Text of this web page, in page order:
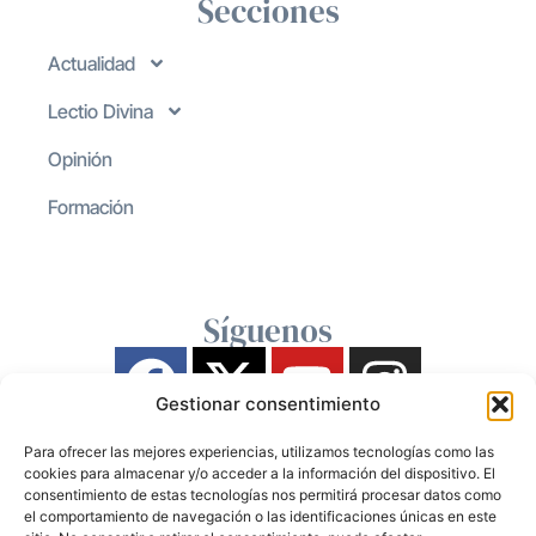
Gestionar consentimiento
Para ofrecer las mejores experiencias, utilizamos tecnologías como las
cookies para almacenar y/o acceder a la información del dispositivo. El
consentimiento de estas tecnologías nos permitirá procesar datos como
el comportamiento de navegación o las identificaciones únicas en este
Secciones
Actualidad
Lectio Divina
Opinión
Formación
Síguenos